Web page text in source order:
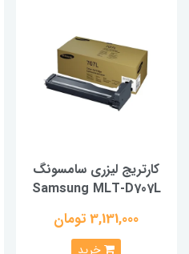
کارتریج لیزری سامسونگ
Samsung MLT-D707L
3,131,000 تومان
خرید